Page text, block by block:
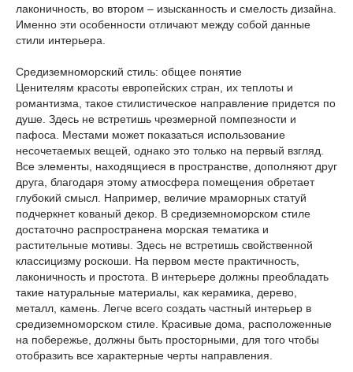
лаконичность, во втором – изысканность и смелость дизайна.
Именно эти особенности отличают между собой данные
стили интерьера.
Средиземноморский стиль: общее понятие
Ценителям красоты европейских стран, их теплоты и
романтизма, такое стилистическое направление придется по
душе. Здесь не встретишь чрезмерной помпезности и
пафоса. Местами может показаться использование
несочетаемых вещей, однако это только на первый взгляд.
Все элементы, находящиеся в пространстве, дополняют друг
друга, благодаря этому атмосфера помещения обретает
глубокий смысл. Например, величие мраморных статуй
подчеркнет кованый декор. В средиземноморском стиле
достаточно распространена морская тематика и
растительные мотивы. Здесь не встретишь свойственной
классицизму роскоши. На первом месте практичность,
лаконичность и простота. В интерьере должны преобладать
такие натуральные материалы, как керамика, дерево,
металл, камень. Легче всего создать частный интерьер в
средиземноморском стиле. Красивые дома, расположенные
на побережье, должны быть просторными, для того чтобы
отобразить все характерные черты направления.